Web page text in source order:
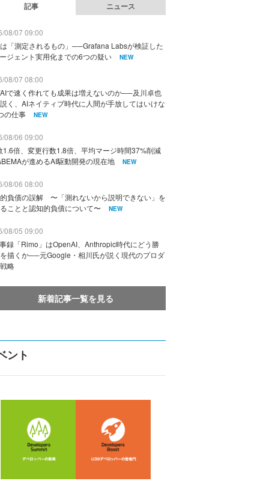
記事 ニュース
08/07 09:00
「測定されるもの」──Grafana Labsが検証した
ジェント実用化までの6つの疑い
NEW
08/07 08:00
で速く作れても成果は増えないのか──及川卓也
く、AIネイティブ時代に人間が手放してはいけな
の仕事
NEW
08/06 09:00
1.6倍、変更行数1.8倍、平均マージ時間37%削減
が進めるAI駆動開発の現在地
NEW
08/06 08:00
負債の誤解 〜「測れないから説明できない」を
ことと認知的負債について〜
NEW
08/05 09:00
録「Rimo」はOpenAI、Anthropic時代にどう勝
描くか──元Google・相川氏が説く現代のプロダ
略
新着記事一覧を見る
ント